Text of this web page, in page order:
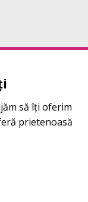
să îți oferim
prietenoasă